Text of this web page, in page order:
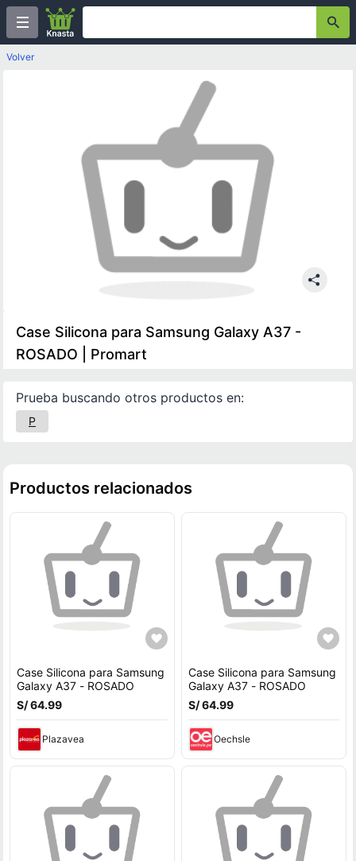
Volver
Case Silicona para Samsung Galaxy A37 -
ROSADO | Promart
Prueba buscando otros productos en:
P
Productos relacionados
Case Silicona para Samsung
Galaxy A37 - ROSADO
S/ 64.99
Plazavea
Case Silicona para Samsung
Galaxy A37 - ROSADO
S/ 64.99
Oechsle